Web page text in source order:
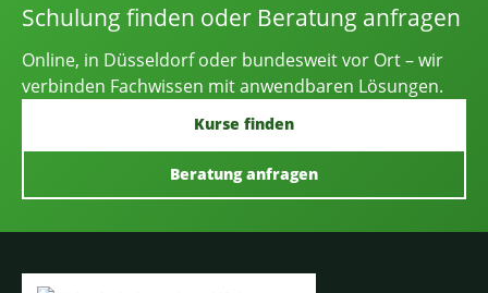
Schulung finden oder Beratung anfragen
Online, in Düsseldorf oder bundesweit vor Ort – wir
verbinden Fachwissen mit anwendbaren Lösungen.
Kurse finden
Beratung anfragen